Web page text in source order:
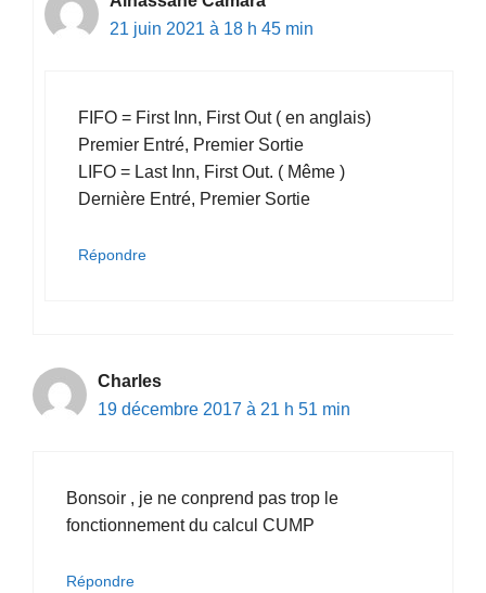
21 juin 2021 à 18 h 45 min
FIFO = First Inn, First Out ( en anglais)
Premier Entré, Premier Sortie
LIFO = Last Inn, First Out. ( Même )
Dernière Entré, Premier Sortie
Répondre
Charles
19 décembre 2017 à 21 h 51 min
Bonsoir , je ne conprend pas trop le
fonctionnement du calcul CUMP
Répondre